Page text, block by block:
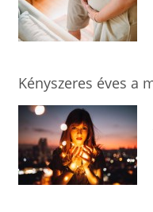
Kényszeres éves a